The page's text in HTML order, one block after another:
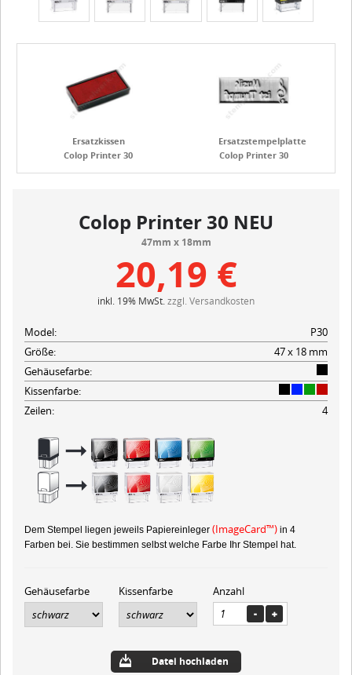
Ersatzstempelplatte
Colop Printer 30
Ersatzkissen
Colop Printer 30
Colop Printer 30 NEU
47mm x 18mm
20,19 €
inkl. 19% MwSt. zzgl. Versandkosten
Model:
P30
Größe:
47 x 18 mm
Gehäusefarbe:
Kissenfarbe:
Zeilen:
4
Dem Stempel liegen jeweils Papiereinleger (ImageCard™) in 4
Farben bei. Sie bestimmen selbst welche Farbe Ihr Stempel hat.
Gehäusefarbe Kissenfarbe Anzahl
Datei hochladen